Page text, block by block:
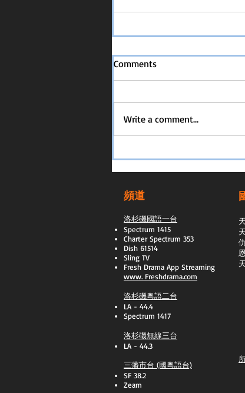
Comments
Write a comment...
頻道
洛杉磯國語一台
Spectrum 1415
Charter Spectrum 353
Dish 61514
Sling TV
​Fresh Drama App Streaming
www. Freshdrama.com
洛杉磯粵語二台
LA - 44.4
Spectrum 1417
洛杉磯無線三台
LA - 44.3
三藩市台 (國粵語台)
SF 38.2
Zeam